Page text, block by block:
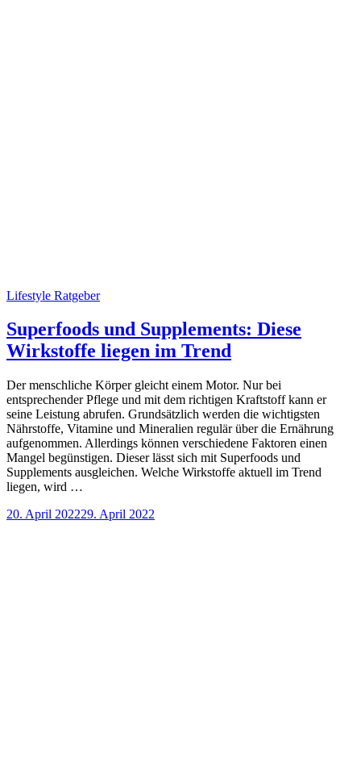
Lifestyle Ratgeber
Superfoods und Supplements: Diese
Wirkstoffe liegen im Trend
Der menschliche Körper gleicht einem Motor. Nur bei
entsprechender Pflege und mit dem richtigen Kraftstoff kann er
seine Leistung abrufen. Grundsätzlich werden die wichtigsten
Nährstoffe, Vitamine und Mineralien regulär über die Ernährung
aufgenommen. Allerdings können verschiedene Faktoren einen
Mangel begünstigen. Dieser lässt sich mit Superfoods und
Supplements ausgleichen. Welche Wirkstoffe aktuell im Trend
liegen, wird …
20. April 202229. April 2022